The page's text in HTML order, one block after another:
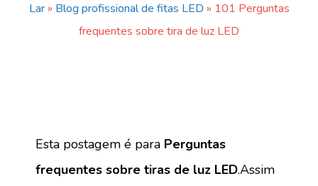
Lar» Blog profissional de fitas LED » 101 Perguntas
frequentes sobre tira de luz LED
Esta postagem é para Perguntas
frequentes sobre tiras de luz LED.Assim